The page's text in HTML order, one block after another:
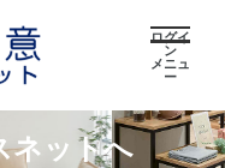
ログイ
ン
メニュ
ー
ネットへ